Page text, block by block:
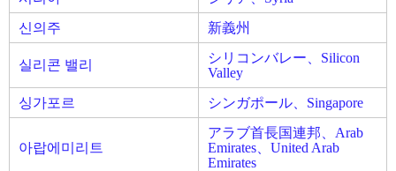
신의주
新義州
실리콘 밸리
シリコンバレー、Silicon
Valley
싱가포르
シンガポール、Singapore
아랍에미리트
アラブ首長国連邦、Arab
Emirates、United Arab
Emirates